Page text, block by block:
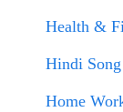
Health &
Hindi
Home